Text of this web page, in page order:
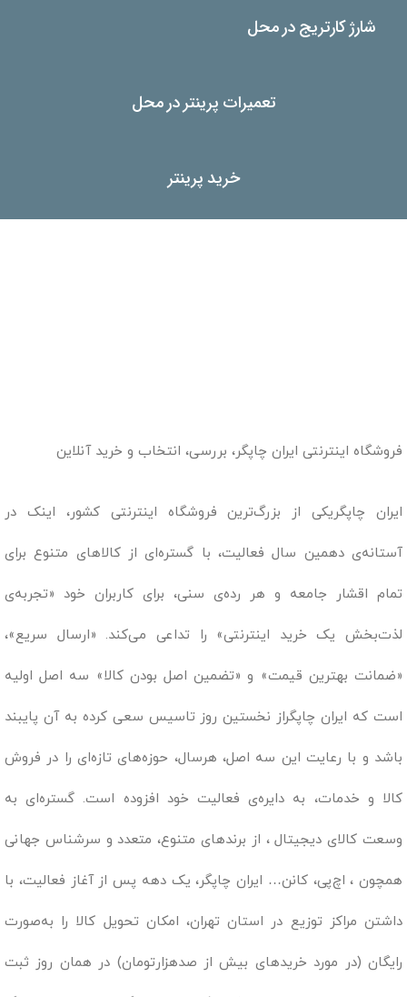
شارژ کارتریج در محل
تعمیرات پرینتر در محل
خرید پرینتر
فروشگاه اینترنتی ایران چاپگر، بررسی، انتخاب و خرید آنلاین
ایران چاپگریکی از بزرگ‌ترین فروشگاه اینترنتی کشور، اینک در
آستانه‌ی دهمین سال فعالیت، با گستره‌ای از کالاهای متنوع برای
تمام اقشار جامعه و هر رده‌ی سنی، برای کاربران خود «تجربه‌ی
لذت‌بخش یک خرید اینترنتی» را تداعی می‌کند. «ارسال سریع»،
«ضمانت بهترین قیمت» و «تضمین اصل بودن کالا» سه اصل اولیه
است که ایران چاپگراز نخستین روز تاسیس سعی کرده به آن پایبند
باشد و با رعایت این سه اصل، هرسال، حوزه‌های تازه‌ای را در فروش
کالا و خدمات، به دایره‌ی فعالیت خود افزوده است. گستره‌ای به
وسعت کالای دیجیتال ، از برندهای متنوع، متعدد و سرشناس جهانی
همچون ، اچ‌پی، کانن… ایران چاپگر، یک دهه پس از آغاز فعالیت، با
داشتن مراکز توزیع در استان تهران، امکان تحویل کالا را به‌صورت
رایگان (در مورد خریدهای بیش از صدهزارتومان) در همان روز ثبت